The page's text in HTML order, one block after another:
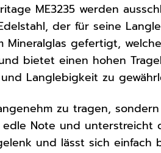
ME3235 werden
der für seine
Mineralglas gefertigt,
bietet einen hohen
Langlebigkeit zu
zu tragen,
Note und unterstreicht
und lässt sich einfach